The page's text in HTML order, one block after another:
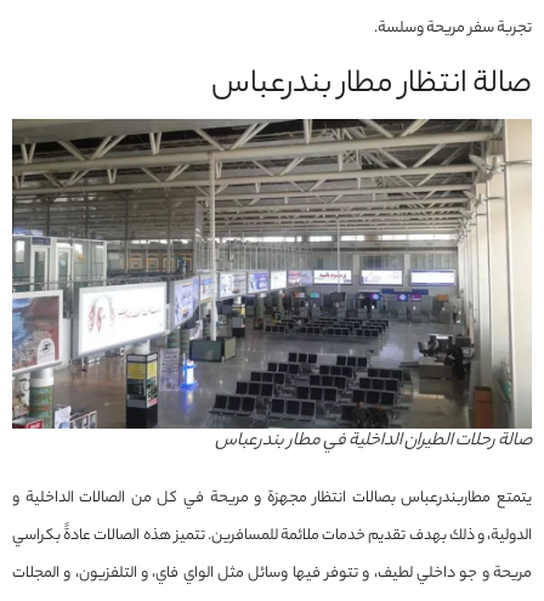
تجربة سفر مريحة وسلسة.
صالة انتظار مطار بندرعباس
صالة رحلات الطيران الداخلية في مطار بندرعباس
يتمتع مطاربندرعباس بصالات انتظار مجهزة و مريحة في كل من الصالات الداخلية و
الدولية، و ذلك بهدف تقديم خدمات ملائمة للمسافرين. تتميز هذه الصالات عادةً بكراسي
مريحة و جو داخلي لطيف، و تتوفر فيها وسائل مثل الواي فاي، و التلفزيون، و المجلات